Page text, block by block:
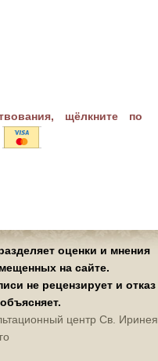
щёлкните по
оценки и мнения
на сайте.
не рецензирует и отказ
центр Св. Иринея